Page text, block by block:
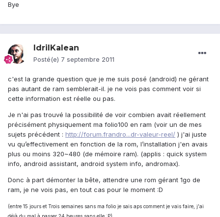
Bye
IdrilKalean
Posté(e) 7 septembre 2011
c'est la grande question que je me suis posé (android) ne gérant
pas autant de ram semblerait-il. je ne vois pas comment voir si
cette information est réelle ou pas.
Je n'ai pas trouvé la possibilité de voir combien avait réellement
précisément physiquement ma folio100 en ram (voir un de mes
sujets précédent : http://forum.frandro...dr-valeur-reel/ ) j'ai juste
vu qu’effectivement en fonction de la rom, l’installation j'en avais
plus ou moins 320~480 (de mémoire ram). (applis : quick system
info, android assistant, android system info, andromax).
Donc à part démonter la bête, attendre une rom gérant 1go de
ram, je ne vois pas, en tout cas pour le moment :D
(entre 15 jours et Trois semaines sans ma folio je sais aps comment je vais faire, j'ai